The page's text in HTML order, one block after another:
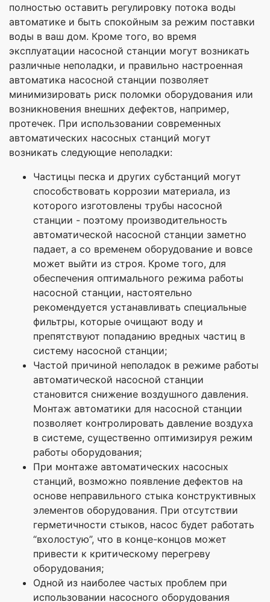
полностью оставить регулировку потока воды
автоматике и быть спокойным за режим поставки
воды в ваш дом. Кроме того, во время
эксплуатации насосной станции могут возникать
различные неполадки, и правильно настроенная
автоматика насосной станции позволяет
минимизировать риск поломки оборудования или
возникновения внешних дефектов, например,
протечек. При использовании современных
автоматических насосных станций могут
возникать следующие неполадки:
Частицы песка и других субстанций могут
способствовать коррозии материала, из
которого изготовлены трубы насосной
станции - поэтому производительность
автоматической насосной станции заметно
падает, а со временем оборудование и вовсе
может выйти из строя. Кроме того, для
обеспечения оптимального режима работы
насосной станции, настоятельно
рекомендуется устанавливать специальные
фильтры, которые очищают воду и
препятствуют попаданию вредных частиц в
систему насосной станции;
Частой причиной неполадок в режиме работы
автоматической насосной станции
становится снижение воздушного давления.
Монтаж автоматики для насосной станции
позволяет контролировать давление воздуха
в системе, существенно оптимизируя режим
работы оборудования;
При монтаже автоматических насосных
станций, возможно появление дефектов на
основе неправильного стыка конструктивных
элементов оборудования. При отсутствии
герметичности стыков, насос будет работать
“вхолостую”, что в конце-концов может
привести к критическому перегреву
оборудования;
Одной из наиболее частых проблем при
использовании насосного оборудования